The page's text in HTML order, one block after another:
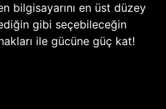
bilgisayarını en üst düzey
gibi seçebileceğin
ile gücüne güç kat!